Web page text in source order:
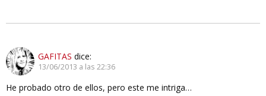
GAFITAS dice:
13/06/2013 a las 22:36
He probado otro de ellos, pero este me intriga…